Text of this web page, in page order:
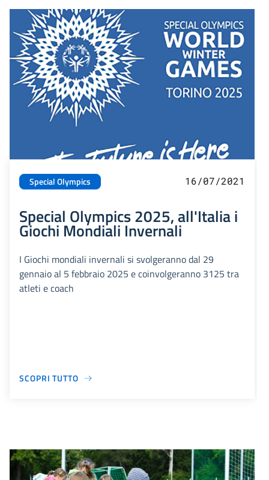
Special Olympics 16/07/2021
Special Olympics 2025, all'Italia i
Giochi Mondiali Invernali
I Giochi mondiali invernali si svolgeranno dal 29
gennaio al 5 febbraio 2025 e coinvolgeranno 3125 tra
atleti e coach
SCOPRI TUTTO